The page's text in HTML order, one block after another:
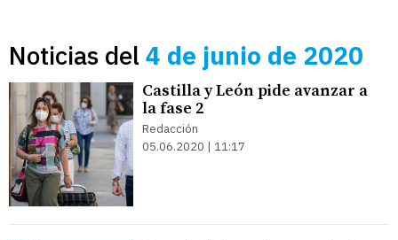
Noticias del 4 de junio de 2020
Castilla y León pide avanzar a
la fase 2
Redacción
05.06.2020 | 11:17